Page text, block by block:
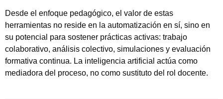
Desde el enfoque pedagógico, el valor de estas
herramientas no reside en la automatización en sí, sino en
su potencial para sostener prácticas activas: trabajo
colaborativo, análisis colectivo, simulaciones y evaluación
formativa continua. La inteligencia artificial actúa como
mediadora del proceso, no como sustituto del rol docente.